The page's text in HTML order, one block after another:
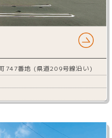
747番地 (県道209号線沿い)